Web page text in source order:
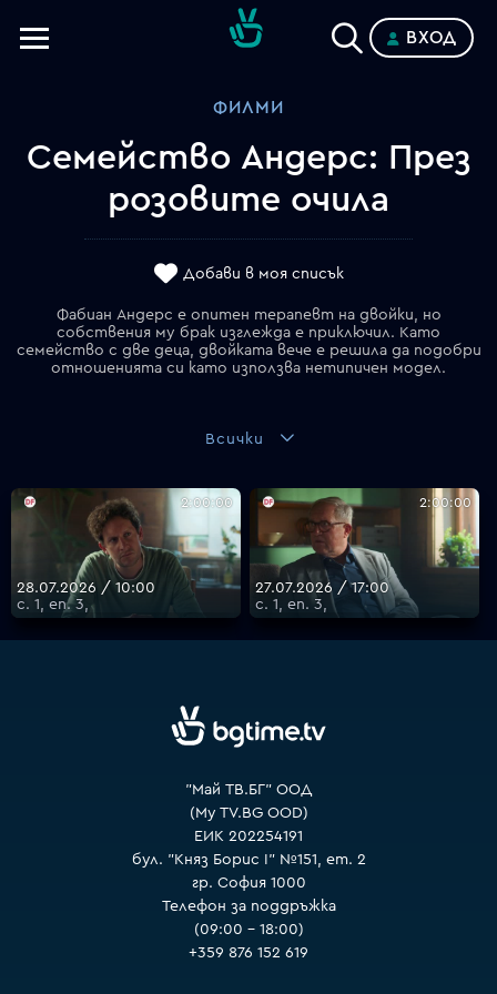
VOYO
ВХОД
ФИЛМИ
Семейство Андерс: През
розовите очила
Добави в моя списък
Фабиан Андерс е опитен терапевт на двойки, но
собствения му брак изглежда е приключил. Като
семейство с две деца, двойката вече е решила да подобри
отношенията си като използва нетипичен модел.
Всички
2:00:00
28.07.2026 / 10:00
с. 1, еп. 3,
2:00:00
27.07.2026 / 17:00
с. 1, еп. 3,
"Май ТВ.БГ" ООД
(My TV.BG OOD)
ЕИК 202254191
бул. "Княз Борис I" №151, ет. 2
гр. София 1000
Телефон за поддръжка
(09:00 – 18:00)
+359 876 152 619